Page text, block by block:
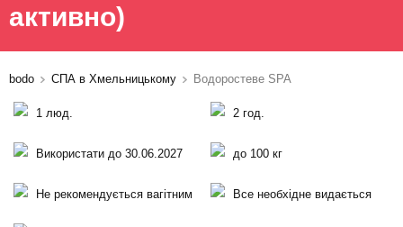
активно)
bodo СПА в Хмельницькому Водоростеве SPA
1 люд. 2 год.
Використати до 30.06.2027 до 100 кг
Не рекомендується вагітним Все необхідне видається